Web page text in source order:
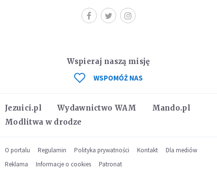
Jezuici.pl Wydawnictwo WAM
Mando.pl
Modlitwa w drodze
Wspieraj naszą misję
WSPOMÓŻ NAS
O portalu Regulamin Polityka prywatności Kontakt
Dla mediów
Reklama
Informacje o cookies Patronat